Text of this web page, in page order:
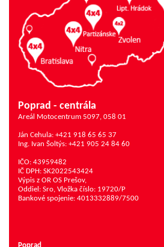
Poprad - centrála
Areál Motocentrum 5097, 058 01
Ján Cehula: +421 918 65 65 37
Ing. Ivan Šoltýs: +421 905 24 84 60
IČO: 43959482
IČ DPH: SK2022543424
Výpis z OR OS Prešov,
Oddiel: Sro, Vložka číslo: 19720/P
Bankové spojenie: 4013332889/7500